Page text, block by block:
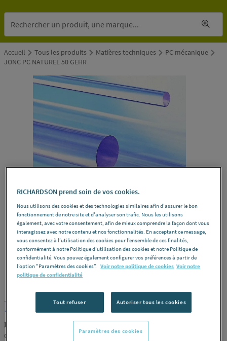
Accueil Tous les produits Matières techniques
PC mécanique
JONC PC NATUREL 50 GEHR
ROCHLING REF : 11299
JONC PC NATUREL 50 GEHR
ROCHLING PRODUIT-11299
GEHR
RICHARDSON prend soin de vos cookies.
Nous utilisons des cookies et des technologies similaires afin d'assurer le bon
fonctionnement de notre site et d'analyser son trafic. Nous les utilisons
également, avec votre consentement, afin de mieux comprendre la façon dont vous
interagissez avec notre contenu et nos fonctionnalités. En acceptant ce message,
vous consentez à l’utilisation des cookies pour l’ensemble de ces finalités,
conformément à notre Politique d'utilisation des cookies et notre Politique de
confidentialité. Vous pouvez également configurer vos préférences à partir de
l’option "Paramètres des cookies”.
Voir notre politique de cookies Voir notre
politique de confidentialité
Tout refuser Autoriser tous les cookies
Paramètres des cookies